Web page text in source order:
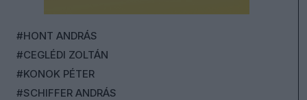
#HONT ANDRÁS
#CEGLÉDI ZOLTÁN
#KONOK PÉTER
#SCHIFFER ANDRÁS